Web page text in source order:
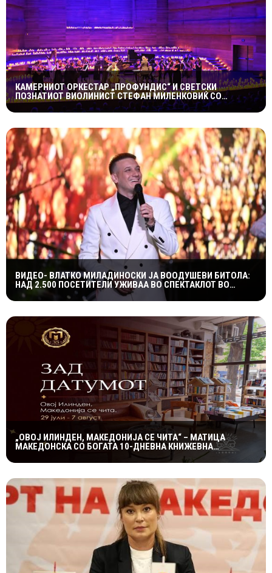
КАМЕРНИОТ ОРКЕСТАР „ПРОФУНДИС“ И СВЕТСКИ
ПОЗНАТИОТ ВИОЛИНИСТ СТЕФАН МИЛЕНКОВИЌ СО
СПЕКТАКУЛАРЕН „CANDLELIGHT“ КОНЦЕРТ НА „ОХРИДСКО
ЛЕТО“
ВИДЕО- ВЛАТКО МИЛАДИНОСКИ ЈА ВООДУШЕВИ БИТОЛА:
НАД 2.500 ПОСЕТИТЕЛИ УЖИВАА ВО СПЕКТАКЛОТ ВО
ХЕРАКЛЕЈА
„ОВОЈ ИЛИНДЕН, МАКЕДОНИЈА СЕ ЧИТА“ – МАТИЦА
МАКЕДОНСКА СО БОГАТА 10-ДНЕВНА КНИЖЕВНА